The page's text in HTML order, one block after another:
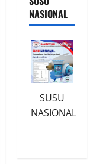
NASIONAL
SUSU
NASIONAL